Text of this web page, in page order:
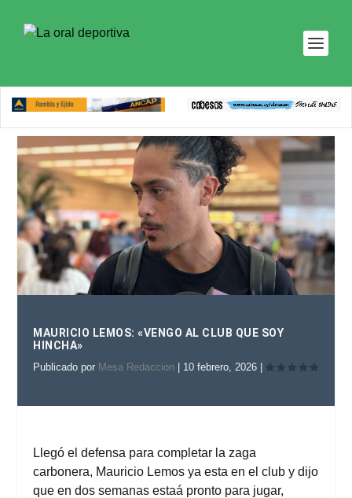
MAURICIO LEMOS: «VENGO AL CLUB QUE SOY
HINCHA»
Publicado por Mesa Redaccion | 10 febrero, 2026 |
Llegó el defensa para completar la zaga
carbonera, Mauricio Lemos ya esta en el club y dijo
que en dos semanas estaá pronto para jugar,